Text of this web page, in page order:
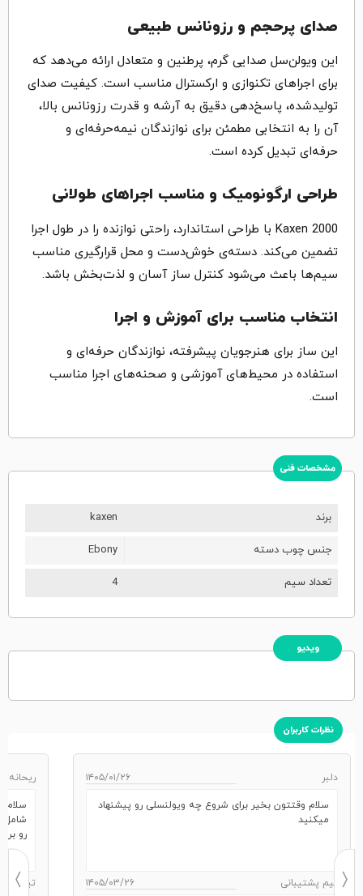
صدای پرحجم و رزونانس طبیعی
این ویولن‌سل صدایی گرم، پرطنین و متعادل ارائه می‌دهد که
برای اجراهای تکنوازی و ارکسترال مناسب است. کیفیت صدای
تولیدشده، پاسخ‌دهی دقیق به آرشه و قدرت رزونانس بالا،
آن را به انتخابی مطمئن برای نوازندگان نیمه‌حرفه‌ای و
حرفه‌ای تبدیل کرده است.
طراحی ارگونومیک و مناسب اجراهای طولانی
Kaxen 2000 با طراحی استاندارد، راحتی نوازنده را در طول اجرا
تضمین می‌کند. دسته‌ی خوش‌دست و محل قرارگیری مناسب
سیم‌ها باعث می‌شود کنترل ساز آسان و لذت‌بخش باشد.
انتخاب مناسب برای آموزش و اجرا
این ساز برای هنرجویان پیشرفته، نوازندگان حرفه‌ای و
استفاده در محیط‌های آموزشی و صحنه‌های اجرا مناسب
است.
مشخصات فنی
برند kaxen
جنس چوب دسته Ebony
تعداد سیم 4
ویدیو
نظرات کاربران
دلبر ۱۴۰۵/۰۱/۲۶
سلام وقتتون بخیر برای شروع چه ویولنسلی رو پیشنهاد
میکنید
تیم پشتیبانی ۱۴۰۵/۰۳/۲۶
ریحانه
سلام
شامل
رو
تیم